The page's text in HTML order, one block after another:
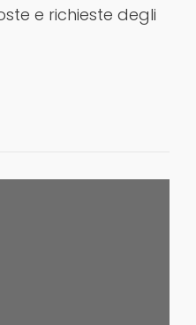
e richieste degli